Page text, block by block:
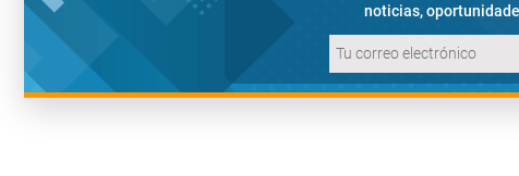
noticias,